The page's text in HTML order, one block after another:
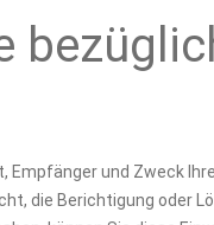
Empfänger und Zweck
die Berichtigung oder